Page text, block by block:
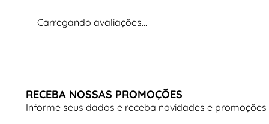
Carregando avaliações…
RECEBA NOSSAS PROMOÇÕES
Informe seus dados e receba novidades e promoções